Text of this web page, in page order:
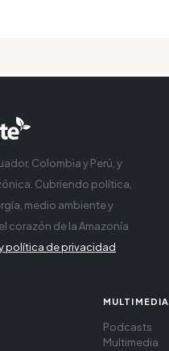
Colombia y Perú, y
Cubriendo política,
medio ambiente y
corazón de la Amazonía
política de privacidad
MULTIMEDIA
Podcasts
Multimedia